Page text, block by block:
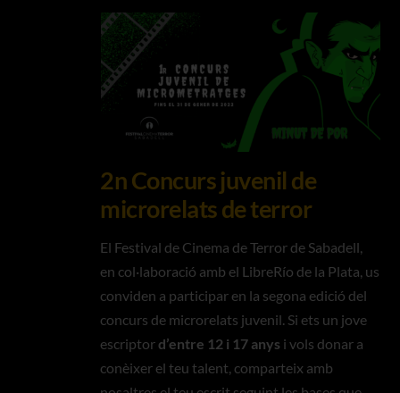
2n Concurs juvenil de
microrelats de terror
El Festival de Cinema de Terror de Sabadell,
en col·laboració amb el LibreRío de la Plata, us
conviden a participar en la segona edició del
concurs de microrelats juvenil. Si ets un jove
escriptor d’entre 12 i 17 anys i vols donar a
conèixer el teu talent, comparteix amb